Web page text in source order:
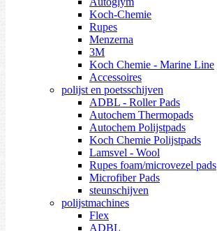
Koch-Chemie
Rupes
Menzerna
3M
Koch Chemie - Marine Line
Accessoires
polijst en poetsschijven
ADBL - Roller Pads
Autochem Thermopads
Autochem Polijstpads
Koch Chemie Polijstpads
Lamsvel - Wool
Rupes foam/microvezel pads
Microfiber Pads
steunschijven
polijstmachines
Flex
ADBL